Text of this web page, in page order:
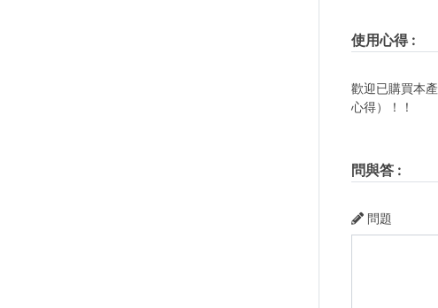
使用心得:
歡迎已購買本
心得）！！
問與答:
問題